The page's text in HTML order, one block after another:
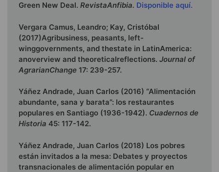
Green New Deal. RevistaAnfibia. Disponible aquí.
Vergara Camus, Leandro; Kay, Cristóbal
(2017)Agribusiness, peasants, left-
winggovernments, and thestate in LatinAmerica:
anoverview and theoreticalreflections. Journal of
AgrarianChange 17: 239-257.
Yáñez Andrade, Juan Carlos (2016) “Alimentación
abundante, sana y barata”: los restaurantes
populares en Santiago (1936-1942). Cuadernos de
Historia 45: 117-142.
Yáñez Andrade, Juan Carlos (2018) Los pobres
están invitados a la mesa: Debates y proyectos
transnacionales de alimentación popular en